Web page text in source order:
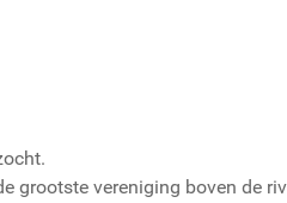
grootste vereniging boven de